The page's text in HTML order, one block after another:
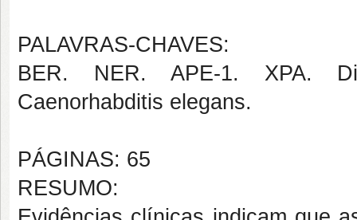
PALAVRAS-CHAVES:
BER. NER. APE-1. XPA.
Caenorhabditis elegans.
PÁGINAS: 65
RESUMO: